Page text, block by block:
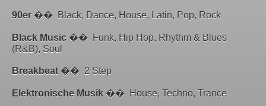
90er �� Black, Dance, House, Latin, Pop, Rock
Black Music �� Funk, Hip Hop, Rhythm & Blues
(R&B), Soul
Breakbeat �� 2 Step
Elektronische Musik �� House, Techno, Trance